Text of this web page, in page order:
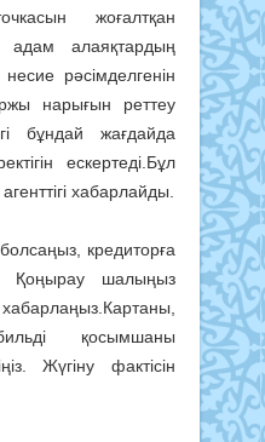
жоғалтқан
адам алаяқтардың
рәсімделгенін
нарығын реттеу
бұндай жағдайда
ескертеді.Бұл
хабарлайды.
кредиторға
Қоңырау шалыңыз
қосымшаны
Жүгіну фактісін